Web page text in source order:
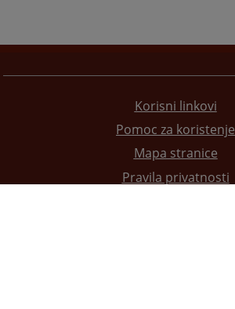
Korisni linkovi
Pomoc za koristenje
Mapa stranice
Pravila privatnosti